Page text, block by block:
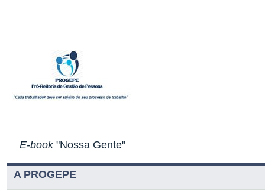
E-book"Nossa Gente"
A PROGEPE